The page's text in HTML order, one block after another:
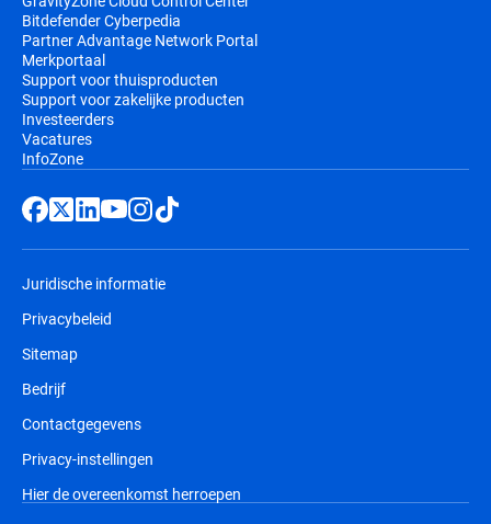
Bitdefender Cyberpedia
Partner Advantage Network Portal
Merkportaal
Support voor thuisproducten
Support voor zakelijke producten
Investeerders
Vacatures
InfoZone
Juridische informatie
Privacybeleid
Sitemap
Bedrijf
Contactgegevens
Privacy-instellingen
Hier de overeenkomst herroepen